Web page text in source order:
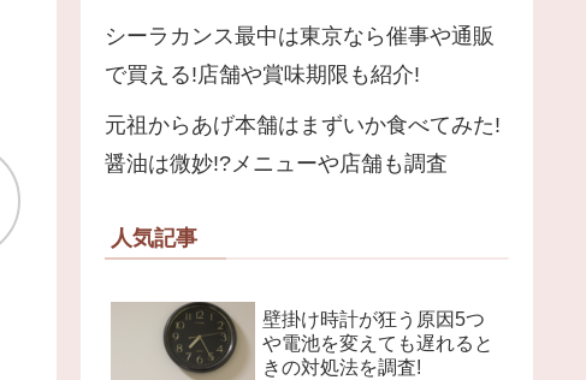
シーラカンス最中は東京なら催事や通販
で買える!店舗や賞味期限も紹介!
元祖からあげ本舗はまずいか食べてみた!
醤油は微妙!?メニューや店舗も調査
人気記事
壁掛け時計が狂う原因5つ
や電池を変えても遅れると
きの対処法を調査!